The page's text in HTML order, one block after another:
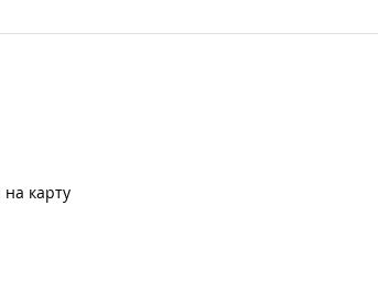
карту